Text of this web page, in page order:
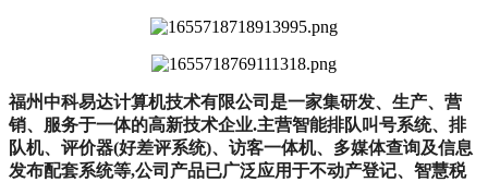
福州中科易达计算机技术有限公司是一家集研发、生产、营
销、服务于一体的高新技术企业.主营智能排队叫号系统、排
队机、评价器(好差评系统)、访客一体机、多媒体查询及信息
发布配套系统等,公司产品已广泛应用于不动产登记、智慧税